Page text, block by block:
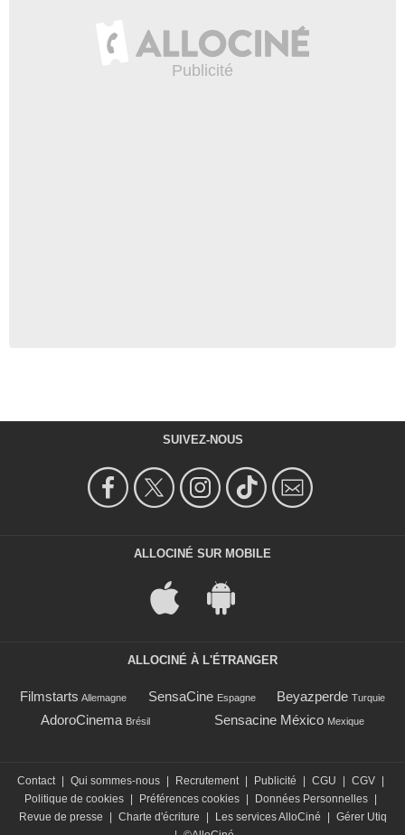
SUIVEZ-NOUS
ALLOCINÉ SUR MOBILE
ALLOCINÉ À L'ÉTRANGER
Filmstarts Allemagne SensaCine Espagne Beyazperde Turquie
AdoroCinema Brésil Sensacine México Mexique
Contact Qui sommes-nous Recrutement Publicité CGU CGV
Politique de cookies
Préférences cookies Données Personnelles
Revue de presse
Charte d'écriture Les services AlloCiné
Gérer Utiq